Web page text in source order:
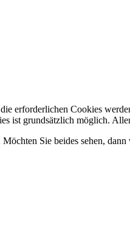
erforderlichen Cookies
ist grundsätzlich möglich.
Sie beides sehen,